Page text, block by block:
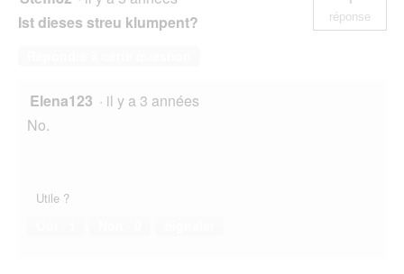
Ist dieses streu klumpent?
réponse
Elena123 · il y a 3 années
No.
Utile ?